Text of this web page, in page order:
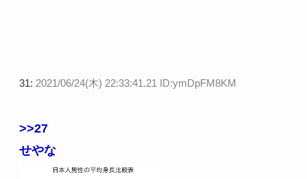
31: 2021/06/24(木) 22:33:41.21 ID:ymDpFM8KM
>>27
せやな